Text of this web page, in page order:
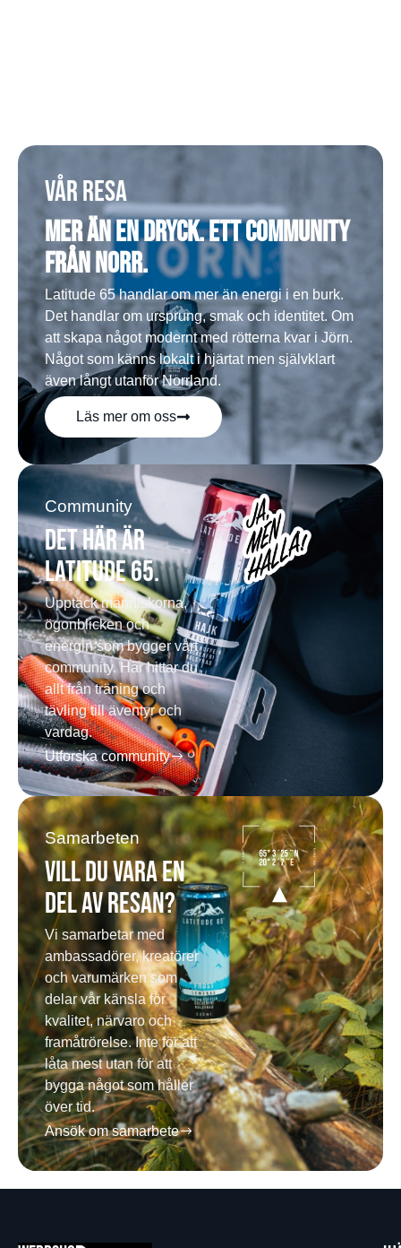
Vår resa
Mer än en dryck. Ett community
från norr.
Latitude 65 handlar om mer än energi i en burk.
Det handlar om ursprung, smak och identitet. Om
att skapa något modernt med rötterna kvar i Jörn.
Något som känns lokalt i hjärtat men självklart
även långt utanför Norrland.
Läs mer om oss
Community
Det här är
Latitude 65.
Upptäck människorna,
ögonblicken och
energin som bygger vårt
community. Här hittar du
allt från träning och
tävling till äventyr och
vardag.
Utforska community
Samarbeten
Vill du vara en
del av resan?
Vi samarbetar med
ambassadörer, kreatörer
och varumärken som
delar vår känsla för
kvalitet, närvaro och
framåtrörelse. Inte för att
låta mest utan för att
bygga något som håller
över tid.
Ansök om samarbete